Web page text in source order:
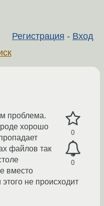
Регистрация - Вход
0
0
проблема.
хорошо
файлов так
вместо
не происходит